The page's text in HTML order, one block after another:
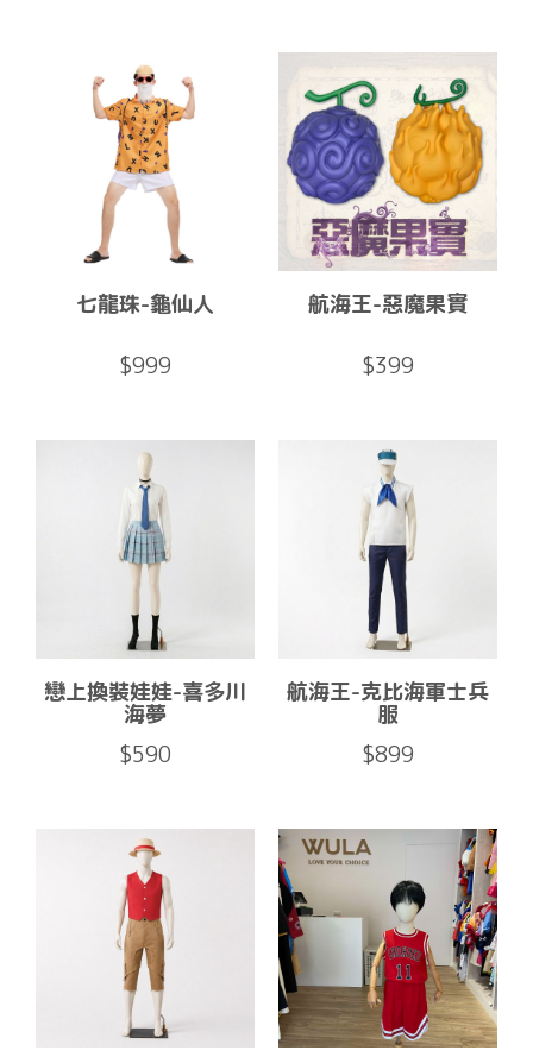
七龍珠-龜仙人
$999
航海王-惡魔果實
$399
戀上換裝娃娃-喜多川
海夢
$590
航海王-克比海軍士兵
服
$899